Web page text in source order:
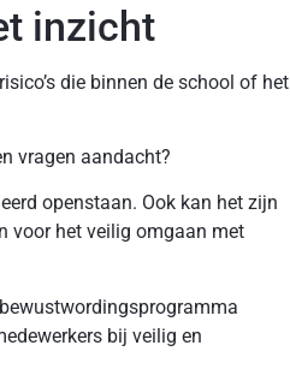
inzicht
die binnen de school of het
vragen aandacht?
openstaan. Ook kan het zijn
voor het veilig omgaan met
bij veilig en